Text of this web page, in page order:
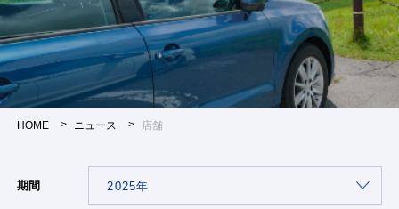
HOME ニュース 店舗
期間